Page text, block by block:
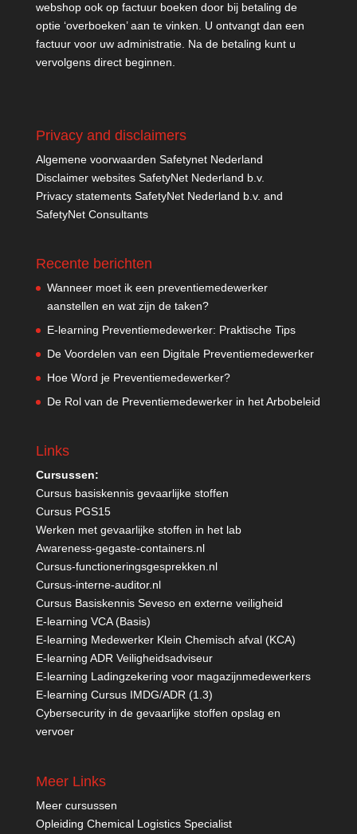
webshop ook op factuur boeken door bij betaling de
optie ‘overboeken’ aan te vinken. U ontvangt dan een
factuur voor uw administratie. Na de betaling kunt u
vervolgens direct beginnen.
Privacy and disclaimers
Algemene voorwaarden Safetynet Nederland
Disclaimer websites SafetyNet Nederland b.v.
Privacy statements SafetyNet Nederland b.v. and
SafetyNet Consultants
Recente berichten
Wanneer moet ik een preventiemedewerker
aanstellen en wat zijn de taken?
E-learning Preventiemedewerker: Praktische Tips
De Voordelen van een Digitale Preventiemedewerker
Hoe Word je Preventiemedewerker?
De Rol van de Preventiemedewerker in het Arbobeleid
Links
Cursussen:
Cursus basiskennis gevaarlijke stoffen
Cursus PGS15
Werken met gevaarlijke stoffen in het lab
Awareness-gegaste-containers.nl
Cursus-functioneringsgesprekken.nl
Cursus-interne-auditor.nl
Cursus Basiskennis Seveso en externe veiligheid
E-learning VCA (Basis)
E-learning Medewerker Klein Chemisch afval (KCA)
E-learning ADR Veiligheidsadviseur
E-learning Ladingzekering voor magazijnmedewerkers
E-learning Cursus IMDG/ADR (1.3)
Cybersecurity in de gevaarlijke stoffen opslag en
vervoer
Meer Links
Meer cursussen
Opleiding Chemical Logistics Specialist